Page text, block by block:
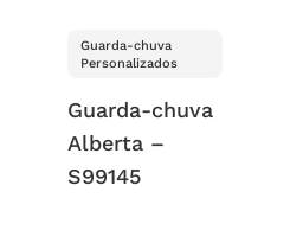
Guarda-chuva
Personalizados
Guarda-chuva
Alberta –
S99145